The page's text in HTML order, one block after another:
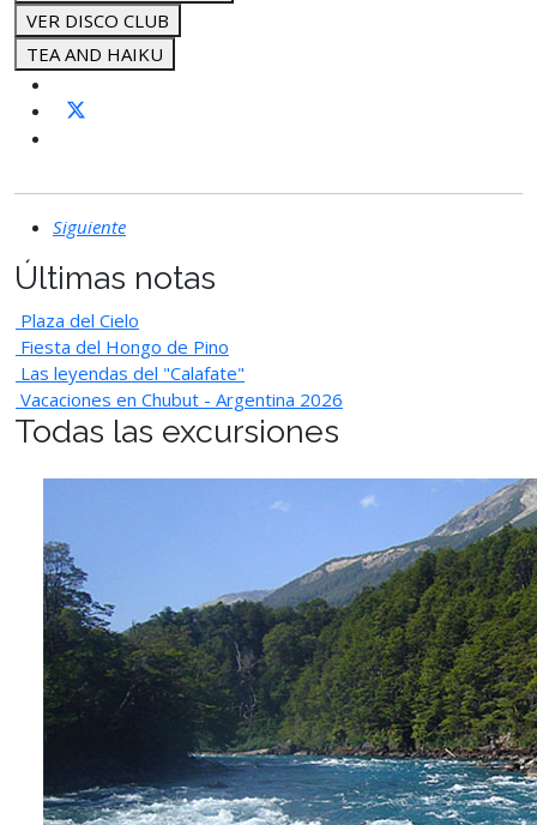
VER DISCO CLUB
TEA AND HAIKU
Siguiente
Últimas notas
Plaza del Cielo
Fiesta del Hongo de Pino
Las leyendas del "Calafate"
Vacaciones en Chubut - Argentina 2026
Todas las excursiones